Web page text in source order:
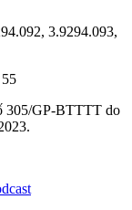
3.9294.093,
305/GP-BTTTT do